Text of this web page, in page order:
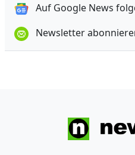
Auf Google News
Newsletter